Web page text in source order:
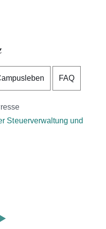
FAQ
Steuerverwaltung und